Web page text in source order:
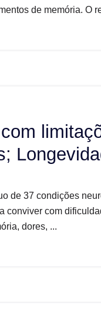
de memória. O
de 37 condições
conviver com
dores, ...